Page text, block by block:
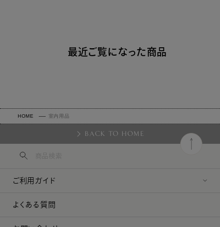
最近ご覧になった商品
HOME 室内用品
BACK TO HOME
ご利用ガイド
よくある質問